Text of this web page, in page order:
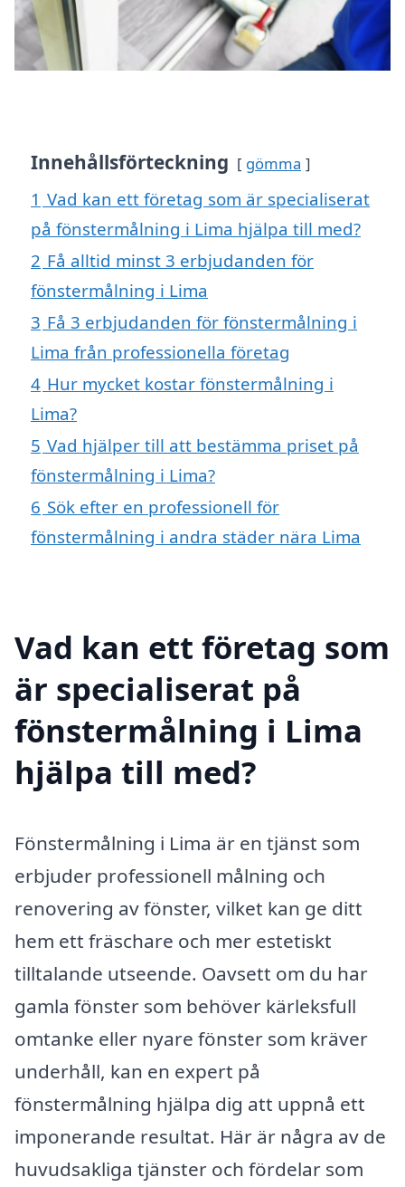
Innehållsförteckning gömma
1 Vad kan ett företag som är specialiserat
på fönstermålning i Lima hjälpa till med?
2 Få alltid minst 3 erbjudanden för
fönstermålning i Lima
3 Få 3 erbjudanden för fönstermålning i
Lima från professionella företag
4 Hur mycket kostar fönstermålning i
Lima?
5 Vad hjälper till att bestämma priset på
fönstermålning i Lima?
6 Sök efter en professionell för
fönstermålning i andra städer nära Lima
Vad kan ett företag som
är specialiserat på
fönstermålning i Lima
hjälpa till med?
Fönstermålning i Lima är en tjänst som
erbjuder professionell målning och
renovering av fönster, vilket kan ge ditt
hem ett fräschare och mer estetiskt
tilltalande utseende. Oavsett om du har
gamla fönster som behöver kärleksfull
omtanke eller nyare fönster som kräver
underhåll, kan en expert på
fönstermålning hjälpa dig att uppnå ett
imponerande resultat. Här är några av de
huvudsakliga tjänster och fördelar som